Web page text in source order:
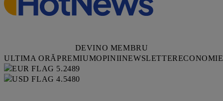
DEVINO MEMBRU
ULTIMA ORĂPREMIUMOPINIINEWSLETTERECONOMIE
5.2489
4.5480